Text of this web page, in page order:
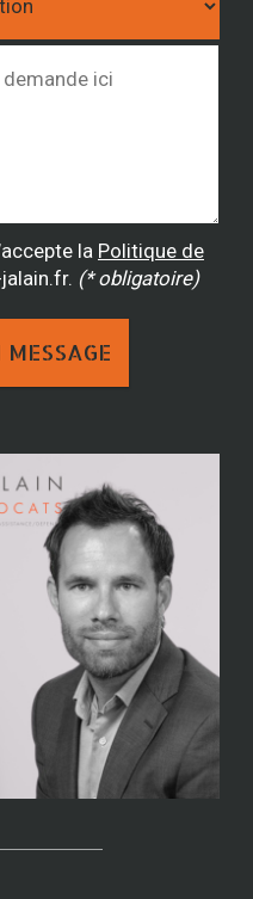
la Politique de
(* obligatoire)